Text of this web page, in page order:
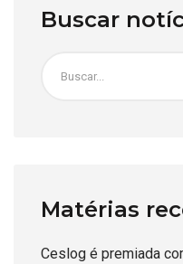
Buscar
Matérias
Ceslog é premiada